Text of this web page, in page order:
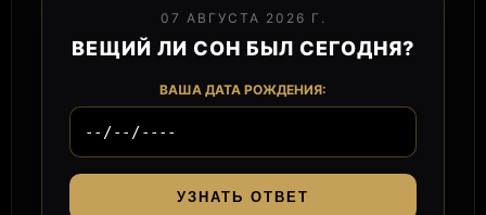
07 АВГУСТА 2026 Г.
ВЕЩИЙ ЛИ СОН БЫЛ СЕГОДНЯ?
ВАША ДАТА РОЖДЕНИЯ:
УЗНАТЬ ОТВЕТ